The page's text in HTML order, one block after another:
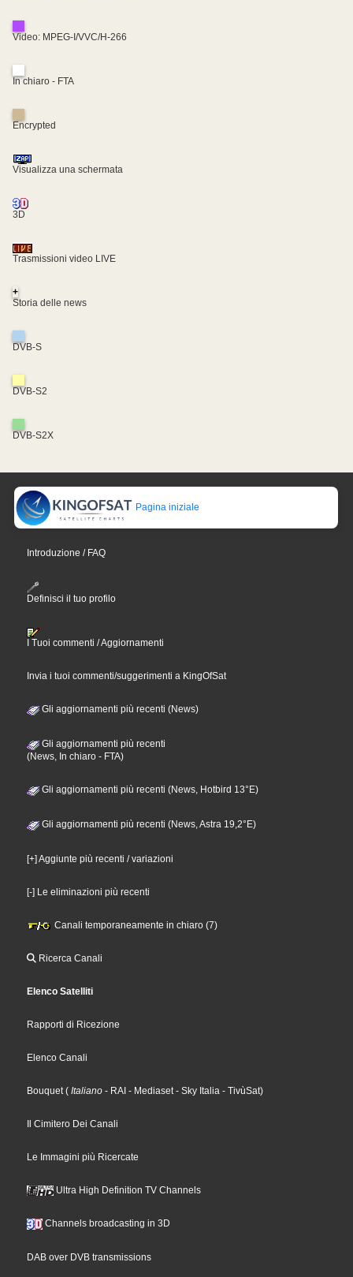
Video: MPEG-I/VVC/H-266
In chiaro - FTA
Encrypted
Visualizza una schermata
3D
Trasmissioni video LIVE
+
Storia delle news
DVB-S
DVB-S2
DVB-S2X
Pagina iniziale
Introduzione / FAQ
Definisci il tuo profilo
I Tuoi commenti / Aggiornamenti
Invia i tuoi commenti/suggerimenti a KingOfSat
Gli aggiornamenti più recenti (News)
Gli aggiornamenti più recenti
(News, In chiaro - FTA)
Gli aggiornamenti più recenti (News, Hotbird 13°E)
Gli aggiornamenti più recenti (News, Astra 19,2°E)
[+] Aggiunte più recenti / variazioni
[-] Le eliminazioni più recenti
Canali temporaneamente in chiaro (7)
Ricerca Canali
Elenco Satelliti
Rapporti di Ricezione
Elenco Canali
Bouquet ( Italiano - RAI - Mediaset - Sky Italia - TivùSat)
Il Cimitero Dei Canali
Le Immagini più Ricercate
Ultra High Definition TV Channels
Channels broadcasting in 3D
DAB over DVB transmissions